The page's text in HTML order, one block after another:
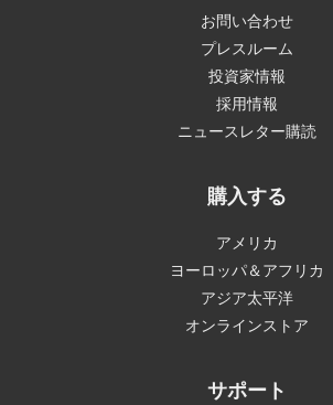
お問い合わせ
プレスルーム
投資家情報
採用情報
ニュースレター購読
購入する
アメリカ
ヨーロッパ＆アフリカ
アジア太平洋
オンラインストア
サポート